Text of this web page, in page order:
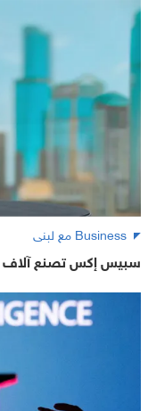
Business مع لبنى
سبيس إكس تصنع آلاف